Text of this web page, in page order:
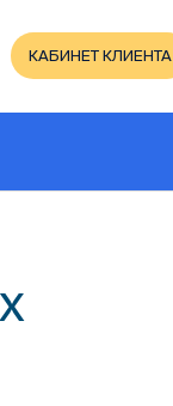
КАБИНЕТ КЛИЕНТА